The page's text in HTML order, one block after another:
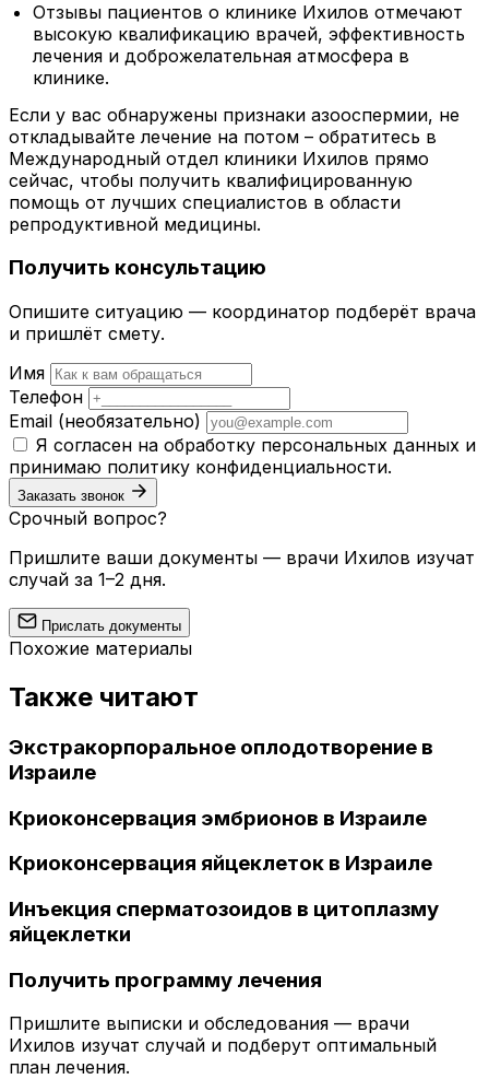
Отзывы пациентов о клинике Ихилов отмечают
высокую квалификацию врачей, эффективность
лечения и доброжелательная атмосфера в
клинике.
Если у вас обнаружены признаки азооспермии, не
откладывайте лечение на потом – обратитесь в
Международный отдел клиники Ихилов прямо
сейчас, чтобы получить квалифицированную
помощь от лучших специалистов в области
репродуктивной медицины.
Получить консультацию
Опишите ситуацию — координатор подберёт врача
и пришлёт смету.
Имя
Телефон
Email (необязательно)
Я согласен на обработку персональных данных и
принимаю политику конфиденциальности.
Заказать звонок
Срочный вопрос?
Пришлите ваши документы — врачи Ихилов изучат
случай за 1–2 дня.
Прислать документы
Похожие материалы
Также читают
Экстракорпоральное оплодотворение в
Израиле
Криоконсервация эмбрионов в Израиле
Криоконсервация яйцеклеток в Израиле
Инъекция сперматозоидов в цитоплазму
яйцеклетки
Получить программу лечения
Пришлите выписки и обследования — врачи
Ихилов изучат случай и подберут оптимальный
план лечения.